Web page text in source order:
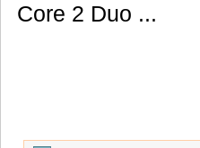
Core 2 Duo ...